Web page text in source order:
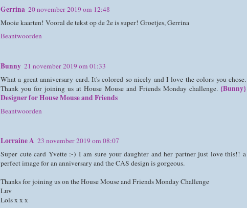
Gerrina 20 november 2019 om 12:48
Mooie kaarten! Vooral de tekst op de 2e is super! Groetjes, Gerrina
Beantwoorden
Bunny 21 november 2019 om 01:33
What a great anniversary card. It's colored so nicely and I love the colors you chose.
Thank you for joining us at House Mouse and Friends Monday challenge. {Bunny}
Designer for House Mouse and Friends
Beantwoorden
Lorraine A 23 november 2019 om 08:07
Super cute card Yvette :-) I am sure your daughter and her partner just love this!! a
perfect image for an anniversary and the CAS design is gorgeous.
Thanks for joining us on the House Mouse and Friends Monday Challenge
Luv
Lols x x x